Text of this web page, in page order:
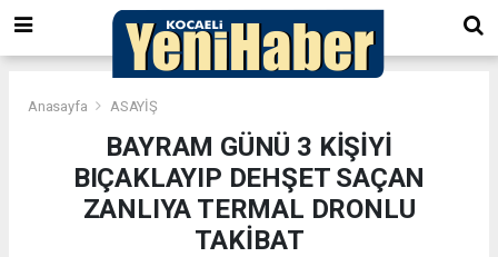
Anasayfa ASAYİŞ
BAYRAM GÜNÜ 3 KİŞİYİ
BIÇAKLAYIP DEHŞET SAÇAN
ZANLIYA TERMAL DRONLU
TAKİBAT